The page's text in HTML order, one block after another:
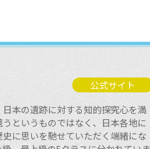
公式サイト
本の遺跡に対する知的探究心を満
というものではなく、日本各地に
に思いを馳せていただく端緒にな